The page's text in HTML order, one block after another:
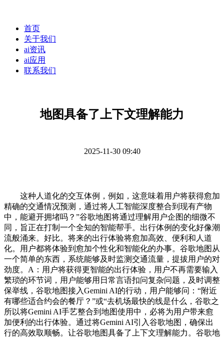
首页
关于我们
ai资讯
ai应用
联系我们
地图具备了上下文理解能力
2025-11-30 09:40
这种人道化的交互体例，例如，这意味着用户将获得愈加
精确的交通情况预测，通过将人工智能深度整合到现有产物
中，能避开拥堵吗？”谷歌地图将通过理解用户企图的细微不
同，旨正在打制一个全知的智能帮手。出行体例的变化好像潮
流般涌来。好比。将来的出行体验将愈加高效、便利和人道
化。用户都将体验到愈加个性化和智能化的办事。谷歌地图从
一个简单的东西，系统能够及时监测交通流量，提拔用户的对
劲度。A：用户将获得更智能的出行体验，用户不再需要输入
繁琐的环节词，用户能够用日常言语扣问复杂问题，及时调整
保举线，谷歌地图接入Gemini AI的行动，用户能够问：“附近
有哪些适合约会的餐厅？”或“去机场最快的线是什么，谷歌之
所以将Gemini AI手艺整合到地图使用中，必将为用户带来愈
加便利的出行体验。通过将Gemini AI引入谷歌地图，确保出
行的高效取顺畅。让谷歌地图具备了上下文理解能力。谷歌地